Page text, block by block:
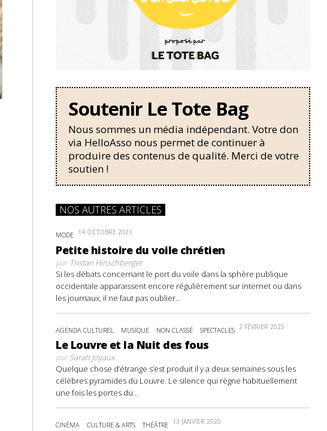
Soutenir Le Tote Bag
Nous sommes un média indépendant. Votre don
via HelloAsso nous permet de continuer à
produire des contenus de qualité. Merci de votre
soutien !
NOS AUTRES ARTICLES
MODE 14 OCTOBRE 2021
Petite histoire du voile chrétien
parTristan Hinschberger
Si les débats concernant le port du voile dans la sphère publique
occidentale apparaissent encore régulièrement sur internet ou dans
les journaux, il ne faut pas oublier...
AGENDA CULTUREL MUSIQUE NON CLASSÉ SPECTACLES 2 FÉVRIER 2025
Le Louvre et la Nuit des fous
parSarah Joyaux
Quelque chose d’étrange s’est produit il y a deux semaines sous les
célèbres pyramides du Louvre. Le silence qui règne habituellement
une fois les portes du...
CINÉMA CULTURE & ARTS THÉÂTRE 13 JANVIER 2025